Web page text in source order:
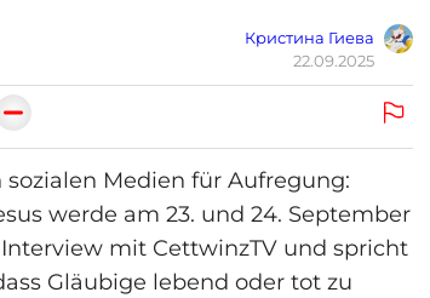
Кристина Гиева
22.09.2025
Medien für Aufregung:
werde am 23. und 24. September
mit CettwinzTV und spricht
Gläubige lebend oder tot zu